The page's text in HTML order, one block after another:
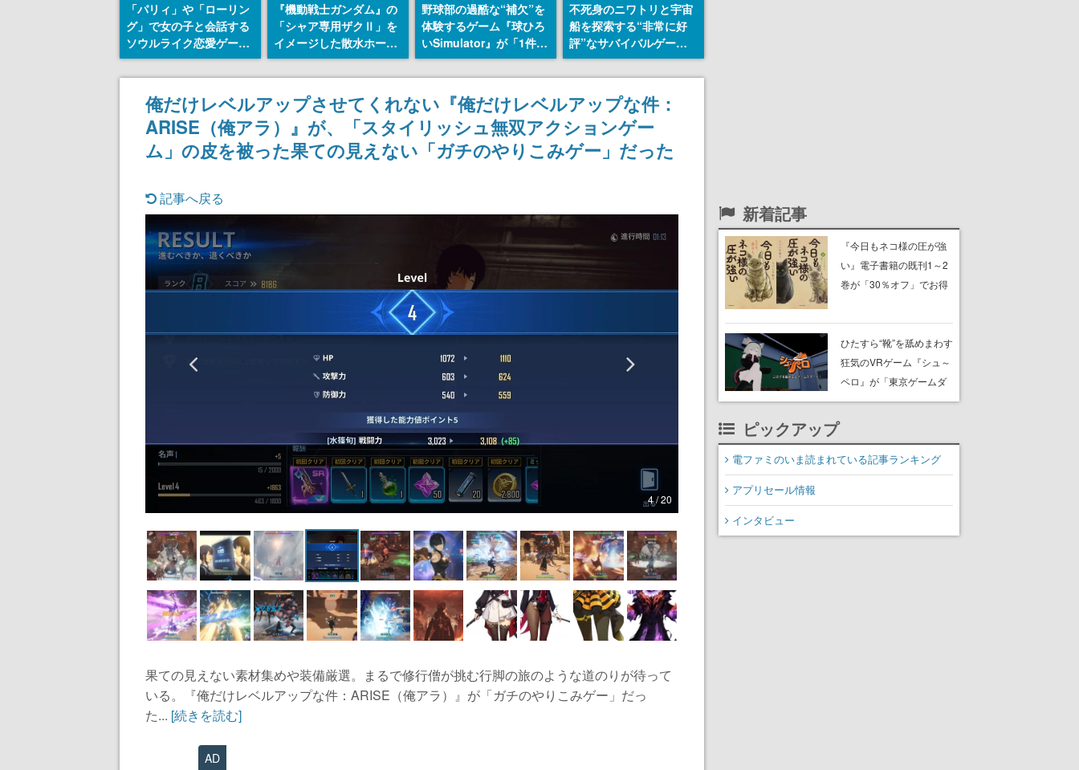
「パリィ」や「ローリン
グ」で女の子と会話する
ソウルライク恋愛ゲーム
『小早川さんはソウルラ
イク』無料公開。返事に
失敗すると「YOU
DIED」
『機動戦士ガンダム』の
「シャア専用ザクⅡ」を
イメージした散水ホース
リールが予約開始。本体
にはシャアのパーソナル
マークやジオン公国軍の
エンブレム、型式番号な
どを配置
野球部の過酷な“補欠”を
体験するゲーム『球ひろ
いSimulator』が「1件」
のウィッシュリストをも
とにチェコ語に対応し
SNSで話題に。『キング
ダム・カム』開発元やチ
ェコのプロ野球選手から
称賛の声
不死身のニワトリと宇宙
船を探索する“非常に好
評”なサバイバルゲーム
『Breathedge』が無料
で配布中。入手できる期
間は8月10日まで
俺だけレベルアップさせてくれない『俺だけレベルアップな件：
ARISE（俺アラ）』が、「スタイリッシュ無双アクションゲー
ム」の皮を被った果ての見えない「ガチのやりこみゲー」だった
記事へ戻る
4 / 20
果ての見えない素材集めや装備厳選。まるで修行僧が挑む行脚の旅のような道のりが待って
いる。『俺だけレベルアップな件：ARISE（俺アラ）』が「ガチのやりこみゲー」だっ
た... [続きを読む]
AD
新着記事
『今日もネコ様の圧が強
い』電子書籍の既刊1～2
巻が「30％オフ」でお得
たネコたちと、ネコを溺
愛する人間のすれ違いを
描く
ひたすら“靴”を舐めまわす
狂気のVRゲーム『シュ～
ペロ』が「東京ゲームダ
ンジョン」に展示中。キ
前のめり。公式アカウン
トも開設され、2026年リ
ピックアップ
電ファミのいま読まれている記事ランキング
アプリセール情報
インタビュー